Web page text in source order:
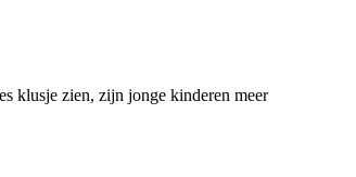
klusje zien, zijn jonge kinderen meer